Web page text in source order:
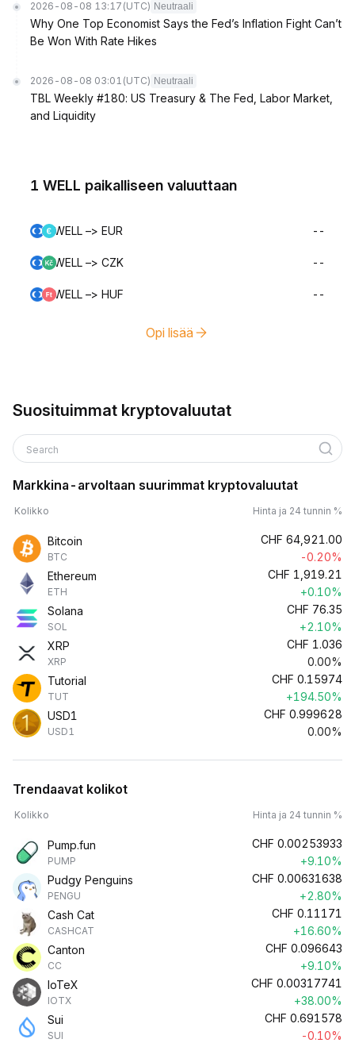
2026-08-08 13:17 (UTC) Neutraali
Why One Top Economist Says the Fed’s Inflation Fight Can’t
Be Won With Rate Hikes
2026-08-08 03:01 (UTC) Neutraali
TBL Weekly #180: US Treasury & The Fed, Labor Market,
and Liquidity
1 WELL paikalliseen valuuttaan
WELL –> EUR --
WELL –> CZK --
WELL –> HUF --
Opi lisää
Suosituimmat kryptovaluutat
Search
Markkina-arvoltaan suurimmat kryptovaluutat
Kolikko Hinta ja 24 tunnin %
Bitcoin
BTC
CHF 64,921.00
-0.20%
Ethereum
ETH
CHF 1,919.21
+0.10%
Solana
SOL
CHF 76.35
+2.10%
XRP
XRP
CHF 1.036
0.00%
Tutorial
TUT
CHF 0.15974
+194.50%
USD1
USD1
CHF 0.999628
0.00%
Trendaavat kolikot
Kolikko Hinta ja 24 tunnin %
Pump.fun
PUMP
CHF 0.00253933
+9.10%
Pudgy Penguins
PENGU
CHF 0.00631638
+2.80%
Cash Cat
CASHCAT
CHF 0.11171
+16.60%
Canton
CC
CHF 0.096643
+9.10%
IoTeX
IOTX
CHF 0.00317741
+38.00%
Sui
SUI
CHF 0.691578
-0.10%